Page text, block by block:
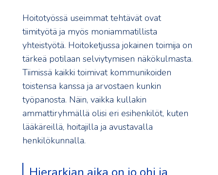
Hoitotyössä useimmat tehtävät ovat
tiimityötä ja myös moniammatillista
yhteistyötä. Hoitoketjussa jokainen toimija on
tärkeä potilaan selviytymisen näkökulmasta.
Tiimissä kaikki toimivat kommunikoiden
toistensa kanssa ja arvostaen kunkin
työpanosta. Näin, vaikka kullakin
ammattiryhmällä olisi eri esihenkilöt, kuten
lääkäreillä, hoitajilla ja avustavalla
henkilökunnalla.
Hierarkian aika on jo ohi ja